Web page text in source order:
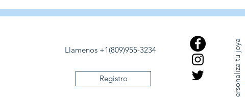
Personaliza tu joya
Llamenos +1(809)955-3234
Registro